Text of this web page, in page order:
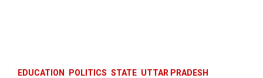
EDUCATION POLITICS STATE UTTAR PRADESH